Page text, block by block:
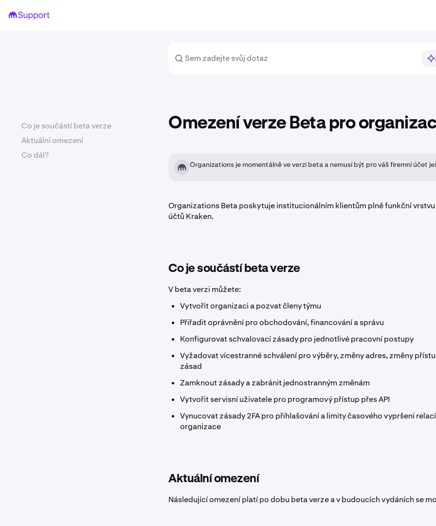
Omezení verze Beta pro
Organizations je momentálně ve verzi beta a nemusí být pro váš firemní účet
Organizations Beta poskytuje institucionálním klientům plně funkční
účtů Kraken.
Co je součástí beta verze
V beta verzi můžete:
Vytvořit organizaci a pozvat členy týmu
Přiřadit oprávnění pro obchodování, financování a správu
Konfigurovat schvalovací zásady pro jednotlivé pracovní postupy
Vyžadovat vícestranné schválení pro výběry, změny adres, změny
zásad
Zamknout zásady a zabránit jednostranným změnám
Vytvořit servisní uživatele pro programový přístup přes API
Vynucovat zásady 2FA pro přihlašování a limity časového vypršení
organizace
Aktuální omezení
Následující omezení platí po dobu beta verze a v budoucích vydáních se
Co je součástí beta verze
Aktuální omezení
Co dál?